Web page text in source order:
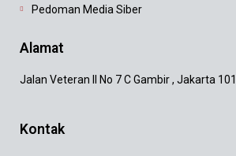
Pedoman Media Siber
Alamat
Jalan Veteran II No 7 C Gambir , Jakarta
Kontak